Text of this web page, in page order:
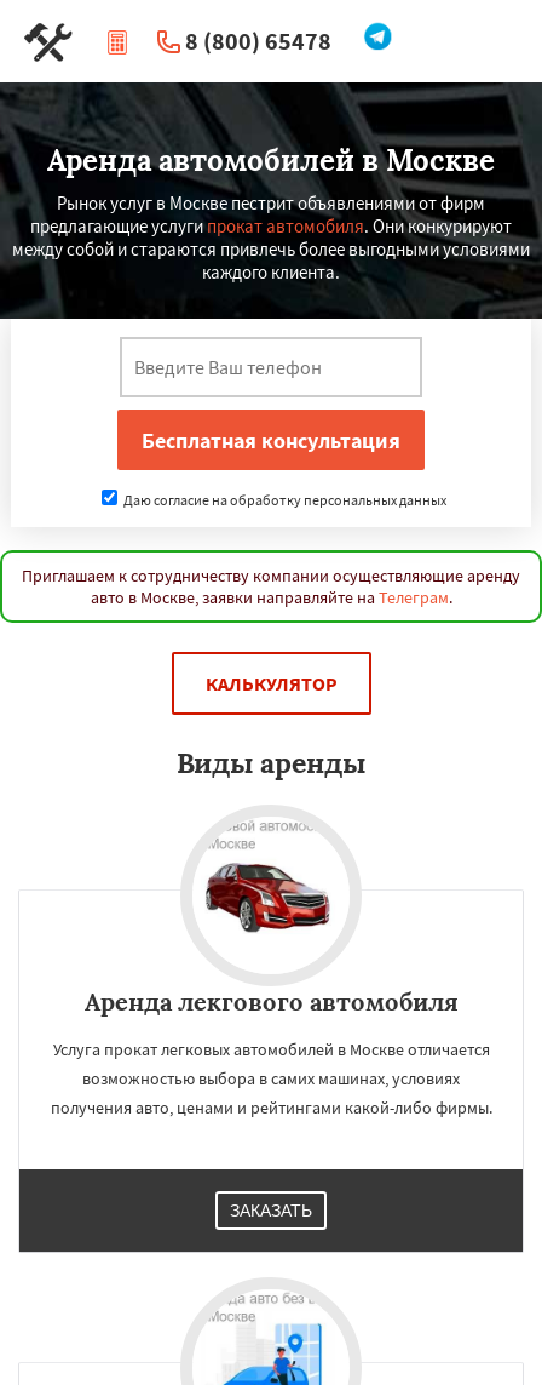
8 (800) 65478
| Перезвоните мне
Аренда автомобилей в Москве
Рынок услуг в Москве пестрит объявлениями от фирм
предлагающие услугипрокат автомобиля. Они конкурируют
между собой и стараются привлечь более выгодными условиями
каждого клиента.
Даю согласие на обработку персональных данных
Приглашаем к сотрудничеству компании осуществляющие аренду
авто в Москве, заявки направляйте на Телеграм.
КАЛЬКУЛЯТОР
Виды аренды
Аренда лекгового автомобиля
Услуга прокат легковых автомобилей в Москве отличается
возможностью выбора в самих машинах, условиях
получения авто, ценами и рейтингами какой-либо фирмы.
ЗАКАЗАТЬ